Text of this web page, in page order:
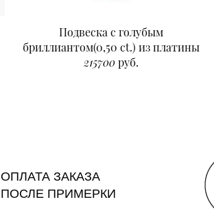
Подвеска с голубым
бриллиантом(0,50 ct.) из платины
215700руб.
ОПЛАТА ЗАКАЗА
ПОСЛЕ ПРИМЕРКИ